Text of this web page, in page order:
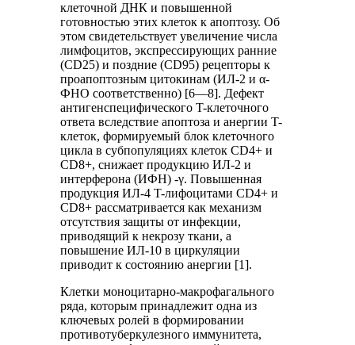
клеточной ДНК и повышенной
готовностью этих клеток к апоптозу. Об
этом свидетельствует увеличение числа
лимфоцитов, экспрессирующих ранние
(CD25) и поздние (СD95) рецепторы к
проапоптозным цитокинам (ИЛ-2 и α-
ФНО соответственно) [6—8]. Дефект
антигенспецифического T-клеточного
ответа вследствие апоптоза и анергии T-
клеток, формируемый блок клеточного
цикла в субпопуляциях клеток CD4+ и
CD8+, снижает продукцию ИЛ-2 и
интерферона (ИФН) -γ. Повышенная
продукция ИЛ-4 T-лифоцитами CD4+ и
CD8+ рассматривается как механизм
отсутствия защиты от инфекции,
приводящий к некрозу ткани, а
повышение ИЛ-10 в циркуляции
приводит к состоянию анергии [1].
Клетки моноцитарно-макрофагального
ряда, которым принадлежит одна из
ключевых ролей в формировании
противотуберкулезного иммунитета,